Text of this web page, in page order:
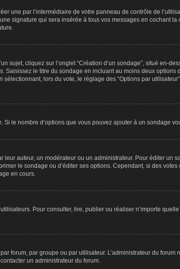
une par l’intermédiaire de votre panneau de contrôle de
signature qui sera insérée à tous vos messages en cochant
sujet, cliquez sur l’onglet “Création d’un sondage”, situé en-
Saisissez le titre du sondage en incluant au moins deux
lors du vote, le réglage des “Options par
Si le nombre d’options que vous pouvez ajouter à un sondage
auteur, un modérateur ou un administrateur. Pour éditer
le sondage ou d’éditer ses options. Cependant, si des
en cours.
Pour consulter, lire, publier ou réaliser n’importe
forum, par groupe ou par utilisateur. L’administrateur du
un administrateur du forum.